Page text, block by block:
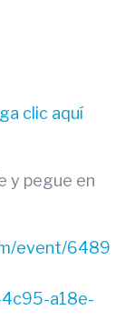
clic aquí
y pegue en
event/6489
a18e-